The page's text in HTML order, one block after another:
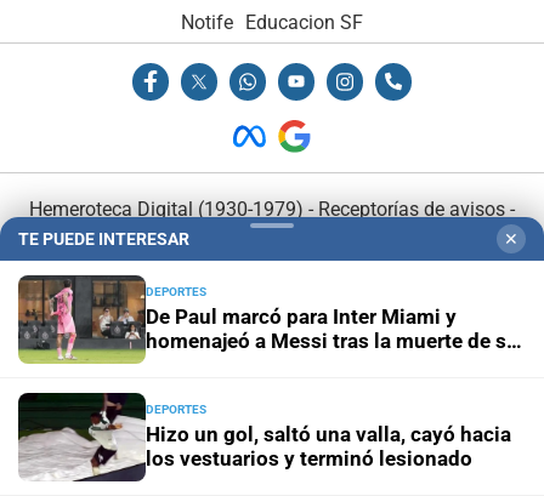
Notife
Educacion SF
Hemeroteca Digital (1930-1979)-Receptorías de avisos -
Administración y Publicidad
Elementos institucionales -
Opcionales con El Litoral
El Litoral es miembro de:
TE PUEDE INTERESAR ✕
DEPORTES
De Paul marcó para Inter Miami y
homenajeó a Messi tras la muerte de su
DEPORTES
Hizo un gol, saltó una valla, cayó hacia
los vestuarios y terminó lesionado